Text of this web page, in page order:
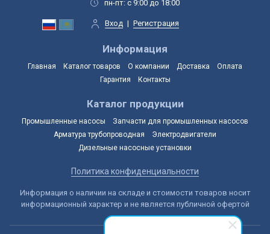
пн-пт: с 9:00 до 18:00
Вход | Регистрация
Информация
Главная Каталог товаров О компании Доставка
Оплата
Гарантия
Контакты
Каталог продукции
Промышленные насосы
Запчасти для промышленных насосов
Арматура трубопроводная
Электродвигатели
Дизельные насосные установки
Политика конфиденциальности
Информация о наличии на складе и стоимости товаров носит
информационный характер и не является публичной офертой